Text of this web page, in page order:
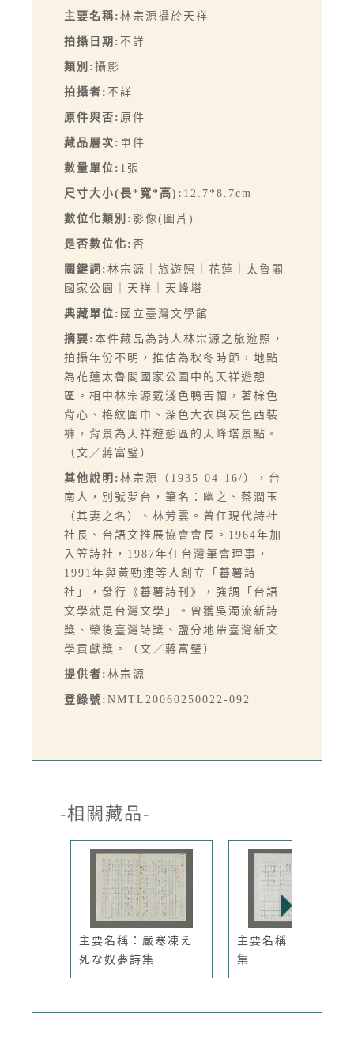
主要名稱: 林宗源攝於天祥
拍攝日期: 不詳
類別: 攝影
拍攝者: 不詳
原件與否: 原件
藏品層次: 單件
數量單位: 1張
尺寸大小(長*寬*高): 12.7*8.7cm
數位化類別: 影像(圖片)
是否數位化: 否
關鍵詞: 林宗源｜旅遊照｜花蓮｜太魯閣
國家公園｜天祥｜天峰塔
典藏單位: 國立臺灣文學館
摘要: 本件藏品為詩人林宗源之旅遊照，
拍攝年份不明，推估為秋冬時節，地點
為花蓮太魯閣國家公園中的天祥遊憩
區。相中林宗源戴淺色鴨舌帽，著棕色
背心、格紋圍巾、深色大衣與灰色西裝
褲，背景為天祥遊憩區的天峰塔景點。
（文／蔣富璧）
其他說明: 林宗源（1935-04-16/），台
南人，別號夢台，筆名：幽之、蔡潤玉
（其妻之名）、林芳雲。曾任現代詩社
社長、台語文推展協會會長。1964年加
入笠詩社，1987年任台灣筆會理事，
1991年與黃勁連等人創立「蕃薯詩
社」，發行《蕃薯詩刊》，強調「台語
文學就是台灣文學」。曾獲吳濁流新詩
獎、榮後臺灣詩獎、鹽分地帶臺灣新文
學貢獻獎。（文／蔣富璧）
提供者: 林宗源
登錄號: NMTL20060250022-092
-相關藏品-
主要名稱：嚴寒凍え
死な奴夢詩集
主要名稱：北仔北詩
集